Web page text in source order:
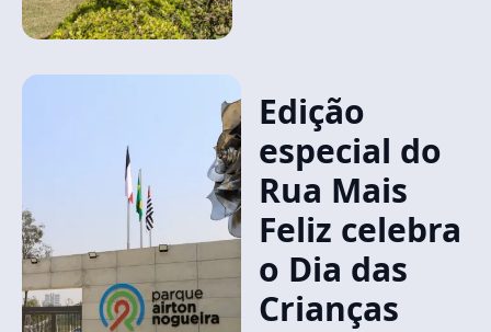
Edição
especial do
Rua Mais
Feliz celebra
o Dia das
Crianças